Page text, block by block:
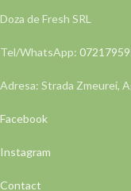
Doza de Fresh SRL
Tel/WhatsApp:
Adresa: Strada Zmeurei,
Facebook
Instagram
Contact